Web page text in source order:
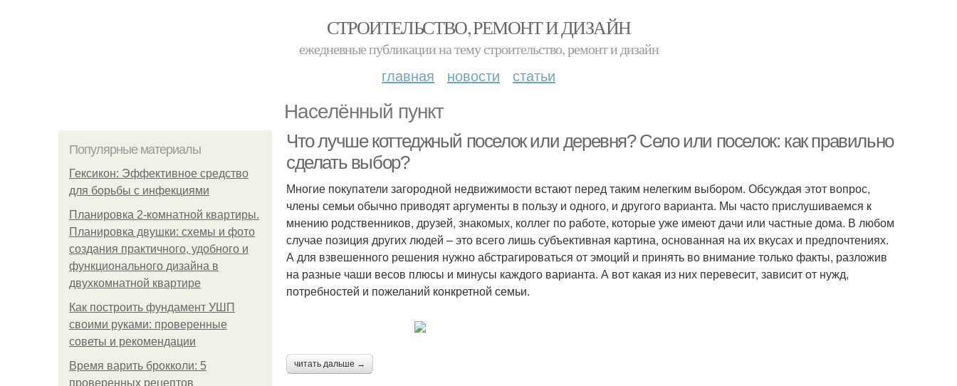
СТРОИТЕЛЬСТВО, РЕМОНТ И ДИЗАЙН
ежедневные публикации на тему строительство, ремонт и дизайн
главная новости статьи
Населённый пункт
Популярные материалы
Гексикон: Эффективное средство
для борьбы с инфекциями
Планировка 2-комнатной квартиры.
Планировка двушки: схемы и фото
создания практичного, удобного и
функционального дизайна в
двухкомнатной квартире
Как построить фундамент УШП
своими руками: проверенные
советы и рекомендации
Время варить брокколи: 5
проверенных рецептов
Что лучше коттеджный поселок или деревня? Село или поселок: как правильно
сделать выбор?
Многие покупатели загородной недвижимости встают перед таким нелегким выбором. Обсуждая этот вопрос,
члены семьи обычно приводят аргументы в пользу и одного, и другого варианта. Мы часто прислушиваемся к
мнению родственников, друзей, знакомых, коллег по работе, которые уже имеют дачи или частные дома. В любом
случае позиция других людей – это всего лишь субъективная картина, основанная на их вкусах и предпочтениях.
А для взвешенного решения нужно абстрагироваться от эмоций и принять во внимание только факты, разложив
на разные чаши весов плюсы и минусы каждого варианта. А вот какая из них перевесит, зависит от нужд,
потребностей и пожеланий конкретной семьи.
читать дальше →